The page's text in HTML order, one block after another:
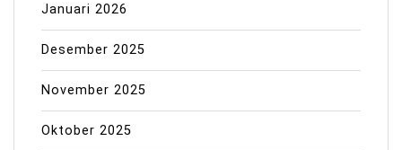
Januari 2026
Desember 2025
November 2025
Oktober 2025